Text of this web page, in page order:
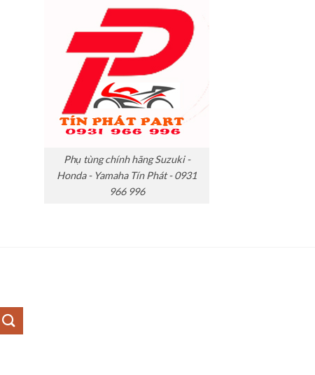
Phụ tùng chính hãng Suzuki -
Honda - Yamaha Tín Phát - 0931
966 996